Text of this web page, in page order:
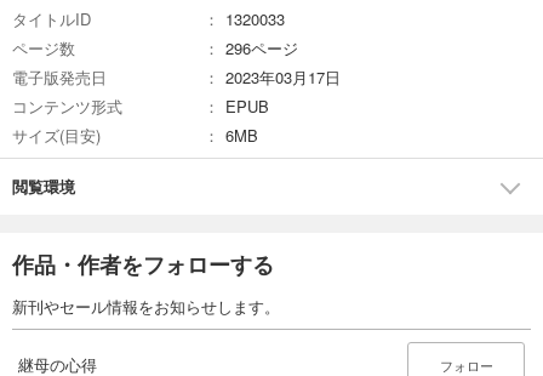
タイトルID
1320033
ページ数
296ページ
電子版発売日
2023年03月17日
コンテンツ形式
EPUB
サイズ(目安)
6MB
閲覧環境
作品・作者をフォローする
新刊やセール情報をお知らせします。
継母の心得 フォロー